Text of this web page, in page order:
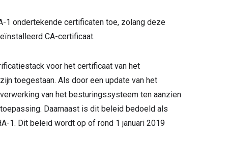
1 ondertekende certificaten toe, zolang deze
CA-certificaat.
voor het certificaat van het
toegestaan. Als door een update van het
van het besturingssysteem ten aanzien
Daarnaast is dit beleid bedoeld als
1. Dit beleid wordt op of rond 1 januari 2019